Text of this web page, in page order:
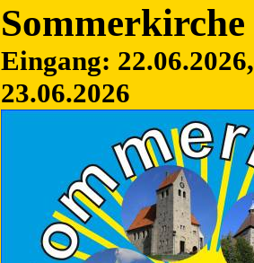
Sommerkirche
Eingang:
23.06.2026